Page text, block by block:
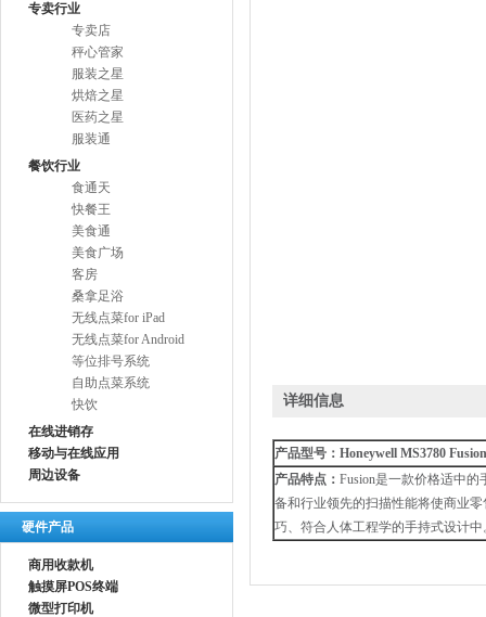
专卖行业
专卖店
秤心管家
服装之星
烘焙之星
医药之星
服装通
餐饮行业
食通天
快餐王
美食通
美食广场
客房
桑拿足浴
无线点菜for iPad
无线点菜for Android
等位排号系统
自助点菜系统
快饮
在线进销存
移动与在线应用
周边设备
硬件产品
商用收款机
触摸屏POS终端
微型打印机
详细信息
产品型号：Honeywell MS3780
产品特点： Fusion是一款价格适中
备和行业领先的扫描性能将使商业
巧、符合人体工程学的手持式设计中